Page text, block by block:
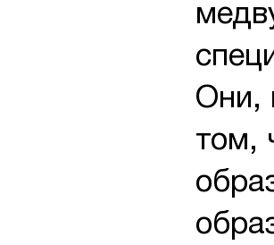
Они,
том,